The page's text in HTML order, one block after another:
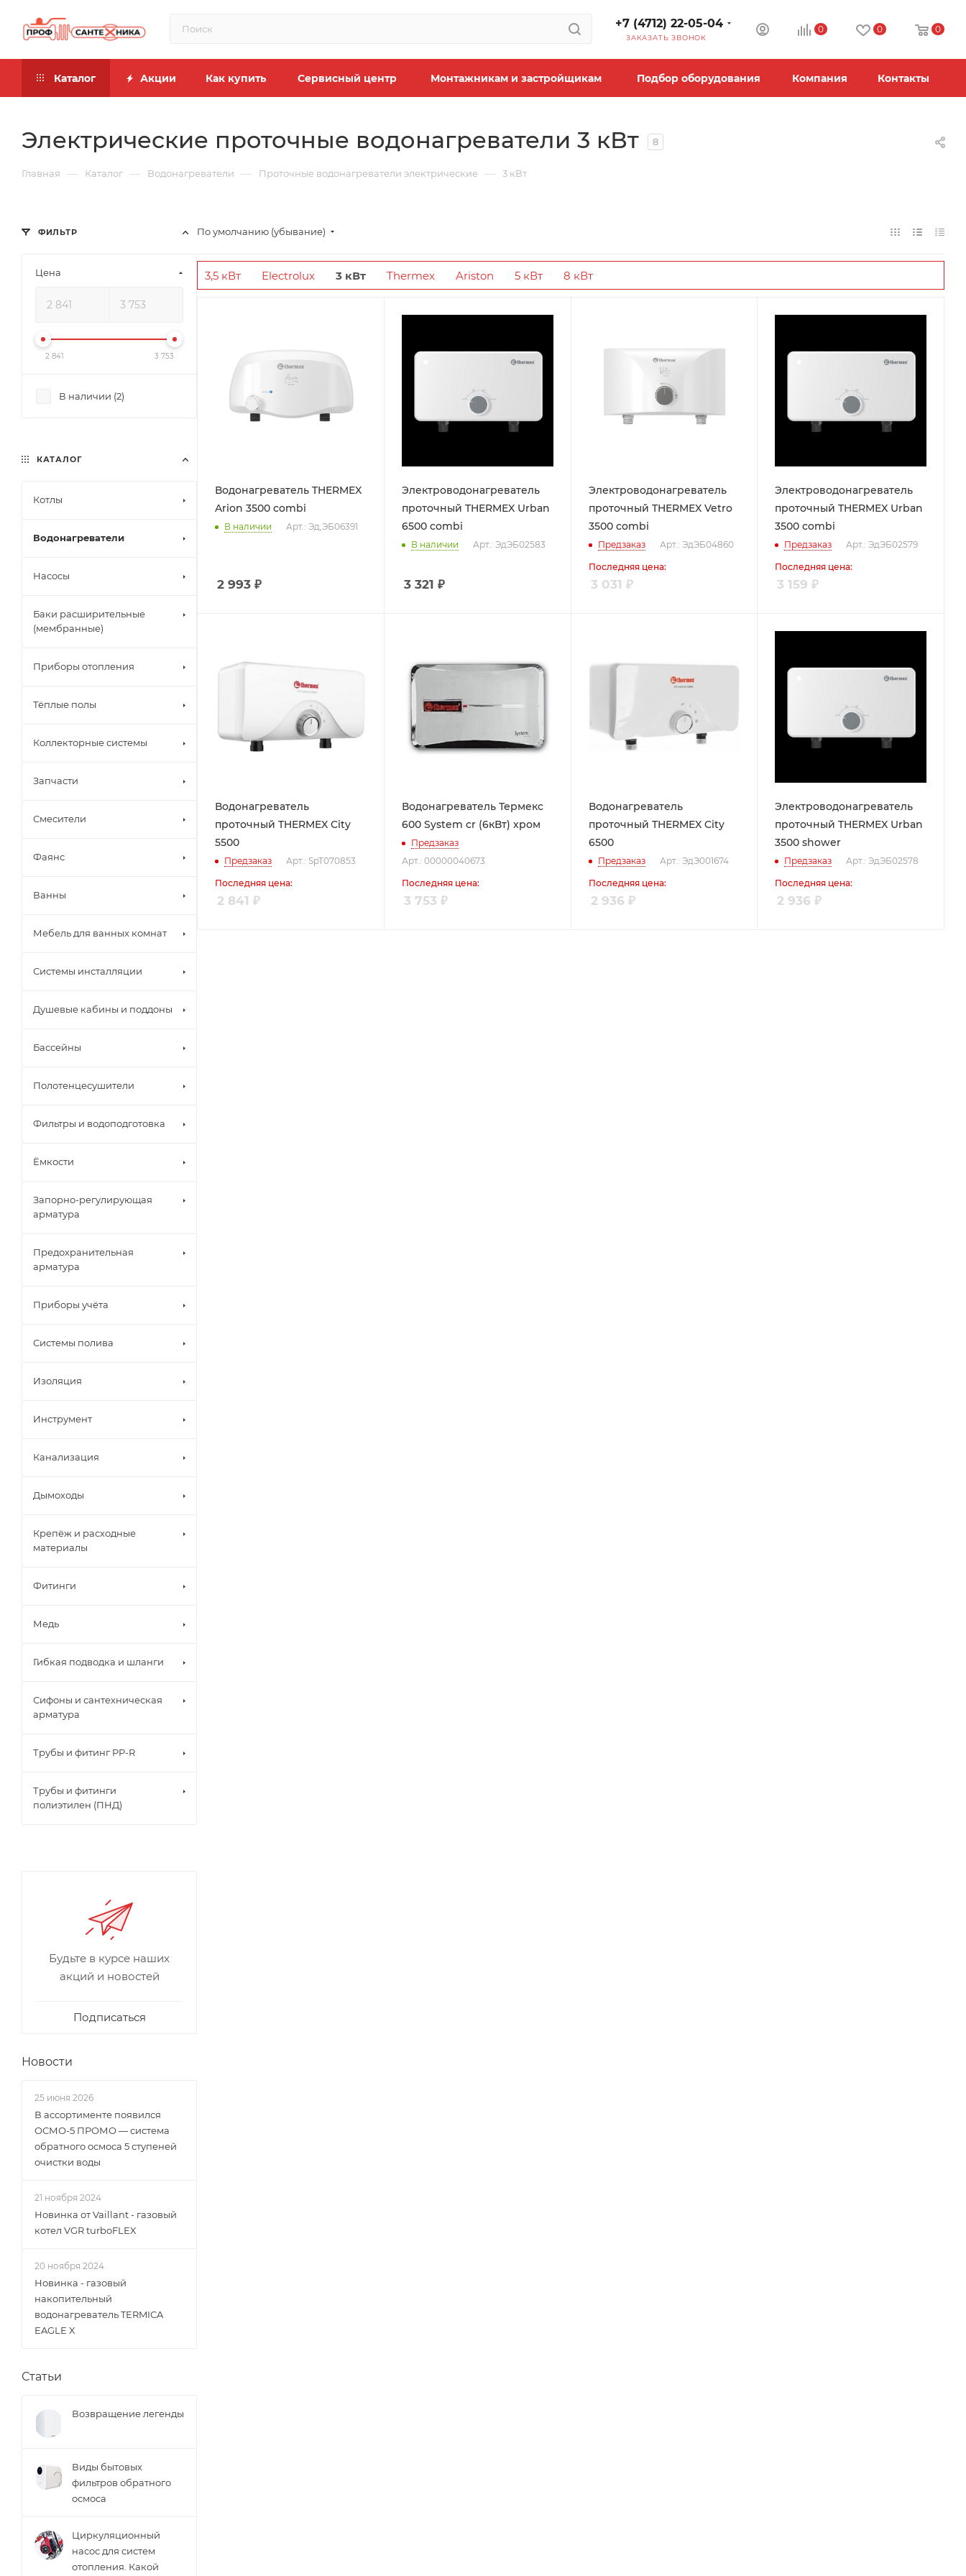
+7 (4712) 22-05-04
ЗАКАЗАТЬ ЗВОНОК
0 0 0
Каталог Акции Как купить Сервисный центр Монтажникам и застройщикам Подбор оборудования Компания Контакты
Электрические проточные водонагреватели 3 кВт 8
Главная — Каталог — Водонагреватели — Проточные водонагреватели электрические — 3 кВт
По умолчанию (убывание)
3,5 кВт Electrolux 3 кВт Thermex Ariston 5 кВт 8 кВт
Водонагреватель THERMEX
Arion 3500 combi
В наличии Арт.: Эд,ЭБ06391
2 993 ₽
Электроводонагреватель
проточный THERMEX Urban
6500 combi
В наличии Арт.: ЭдЭБ02583
3 321 ₽
Электроводонагреватель
проточный THERMEX Vetro
3500 combi
Предзаказ Арт.: ЭдЭБ04860
Последняя цена:
3 031 ₽
Электроводонагреватель
проточный THERMEX Urban
3500 combi
Предзаказ Арт.: ЭдЭБ02579
Последняя цена:
3 159 ₽
Водонагреватель
проточный THERMEX City
5500
Предзаказ Арт.: SpT070853
Последняя цена:
2 841 ₽
Водонагреватель Термекс
600 System cr (6кВт) хром
Предзаказ
Арт.: 00000040673
Последняя цена:
3 753 ₽
Водонагреватель
проточный THERMEX City
6500
Предзаказ Арт.: ЭдЭ001674
Последняя цена:
2 936 ₽
Электроводонагреватель
проточный THERMEX Urban
3500 shower
Предзаказ Арт.: ЭдЭБ02578
Последняя цена:
2 936 ₽
ФИЛЬТР
Цена
2 841 3 753
В наличии (2)
КАТАЛОГ
Котлы
Водонагреватели
Насосы
Баки расширительные
(мембранные)
Приборы отопления
Тёплые полы
Коллекторные системы
Запчасти
Смесители
Фаянс
Ванны
Мебель для ванных комнат
Системы инсталляции
Душевые кабины и поддоны
Бассейны
Полотенцесушители
Фильтры и водоподготовка
Ёмкости
Запорно-регулирующая
арматура
Предохранительная
арматура
Приборы учёта
Системы полива
Изоляция
Инструмент
Канализация
Дымоходы
Крепёж и расходные
материалы
Фитинги
Медь
Гибкая подводка и шланги
Сифоны и сантехническая
арматура
Трубы и фитинг PP-R
Трубы и фитинги
полиэтилен (ПНД)
Будьте в курсе наших
акций и новостей
Подписаться
Новости
25 июня 2026
В ассортименте появился
ОСМО-5 ПРОМО — система
обратного осмоса 5 ступеней
очистки воды
21 ноября 2024
Новинка от Vaillant - газовый
котел VGR turboFLEX
20 ноября 2024
Новинка - газовый
накопительный
водонагреватель TERMICA
EAGLE X
Статьи
Возвращение легенды
Виды бытовых
фильтров обратного
осмоса
Циркуляционный
насос для систем
отопления. Какой